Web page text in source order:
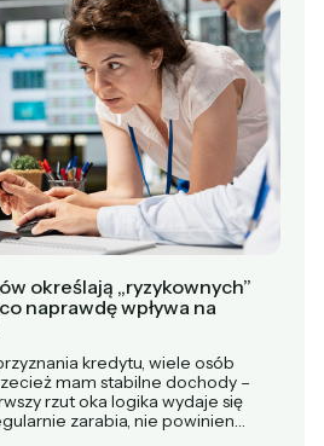
określają „ryzykownych”
naprawdę wpływa na
kredytu, wiele osób
mam stabilne dochody –
rzut oka logika wydaje się
zarabia, nie powinien…